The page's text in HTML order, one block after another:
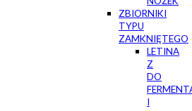
ZBIORNIKI
TYPU
ZAMKNIĘTEGO
LETINA
Z
DO
I